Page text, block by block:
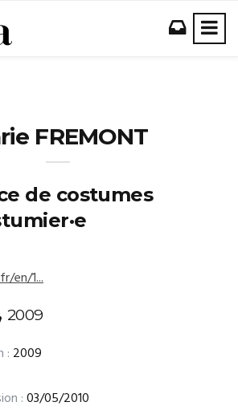
FREMONT
de costumes
en/1...
2009
: 2009
:03/05/2010